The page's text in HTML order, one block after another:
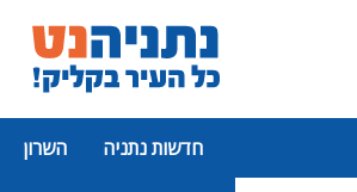
חדשות נתניה השרון